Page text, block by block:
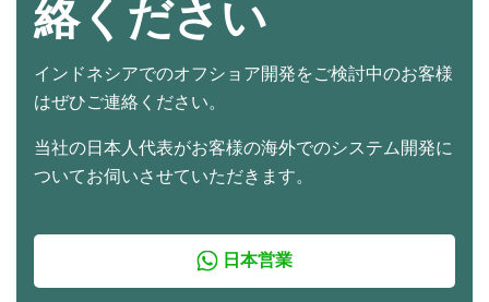
絡ください
インドネシアでのオフショア開発をご検討中のお客様
はぜひご連絡ください。
当社の日本人代表がお客様の海外でのシステム開発に
ついてお伺いさせていただきます。
日本営業